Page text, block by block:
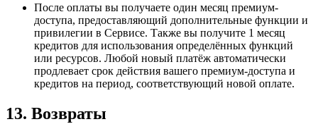
После оплаты вы получаете один месяц премиум-
доступа, предоставляющий дополнительные функции и
привилегии в Сервисе. Также вы получите 1 месяц
кредитов для использования определённых функций
или ресурсов. Любой новый платёж автоматически
продлевает срок действия вашего премиум-доступа и
кредитов на период, соответствующий новой оплате.
13. Возвраты